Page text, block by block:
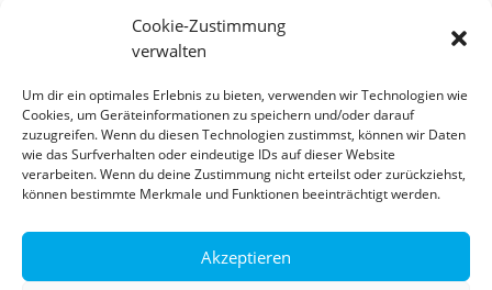
Cookie-Zustimmung
verwalten
Um dir ein optimales Erlebnis zu bieten, verwenden wir Technologien wie
Cookies, um Geräteinformationen zu speichern und/oder darauf
zuzugreifen. Wenn du diesen Technologien zustimmst, können wir Daten
wie das Surfverhalten oder eindeutige IDs auf dieser Website
verarbeiten. Wenn du deine Zustimmung nicht erteilst oder zurückziehst,
können bestimmte Merkmale und Funktionen beeinträchtigt werden.
Akzeptieren